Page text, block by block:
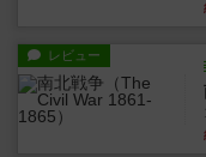
レビュー